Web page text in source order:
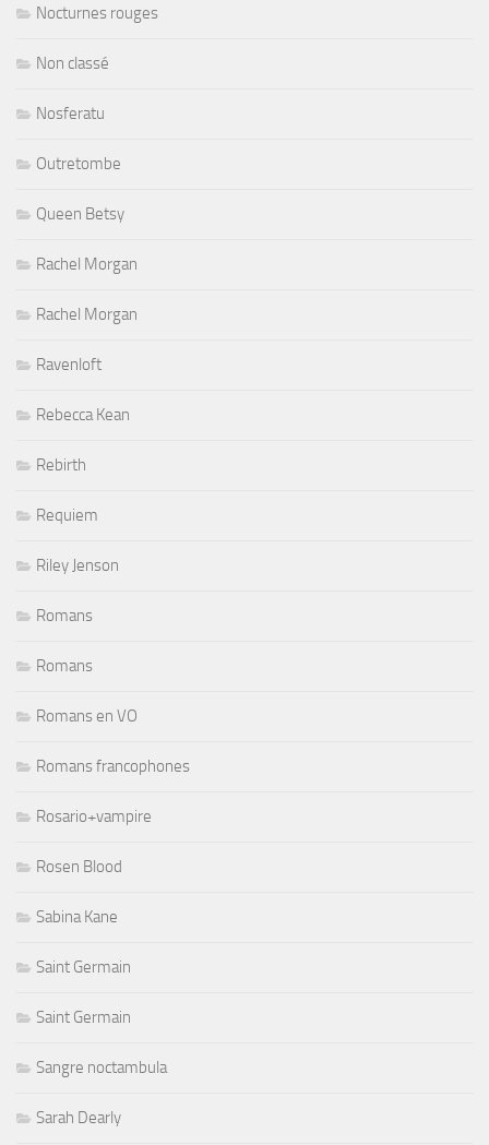
Nocturnes rouges
Non classé
Nosferatu
Outretombe
Queen Betsy
Rachel Morgan
Rachel Morgan
Ravenloft
Rebecca Kean
Rebirth
Requiem
Riley Jenson
Romans
Romans
Romans en VO
Romans francophones
Rosario+vampire
Rosen Blood
Sabina Kane
Saint Germain
Saint Germain
Sangre noctambula
Sarah Dearly